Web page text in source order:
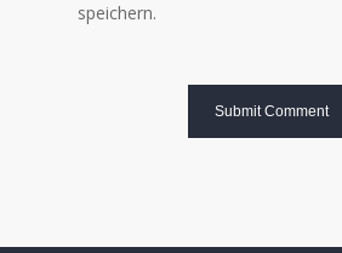
speichern.